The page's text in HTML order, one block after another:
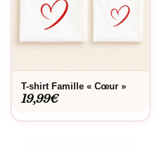
T-shirt Famille « Cœur »
19,99€